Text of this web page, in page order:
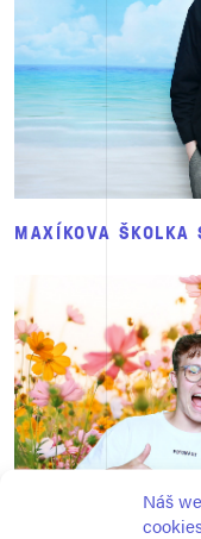
Náš
MAXÍKOVA